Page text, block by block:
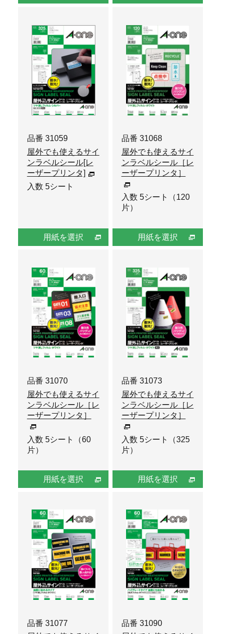
品番 31059
屋外でも使えるサイ
ンラベルシール[レ
ーザープリンタ]
入数 5シート
用紙を選択
品番 31068
屋外でも使えるサイ
ンラベルシール［レ
ーザープリンタ］
入数 5シート（120
片）
用紙を選択
品番 31070
屋外でも使えるサイ
ンラベルシール［レ
ーザープリンタ］
入数 5シート（60
片）
用紙を選択
品番 31073
屋外でも使えるサイ
ンラベルシール［レ
ーザープリンタ］
入数 5シート（325
片）
用紙を選択
品番 31077
品番 31090